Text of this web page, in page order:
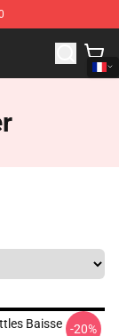
Battles
Baisse -20%